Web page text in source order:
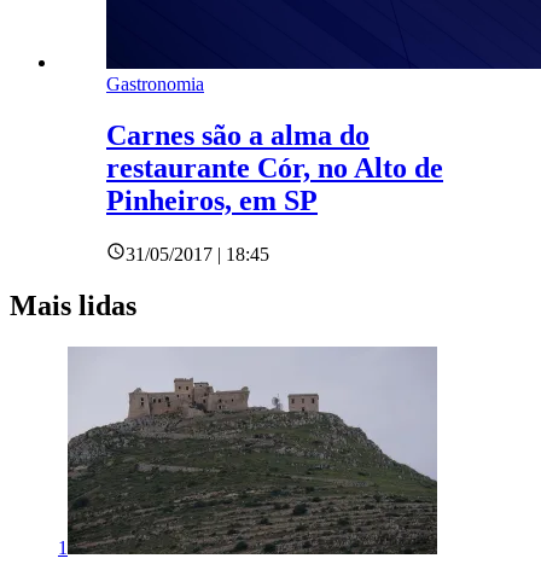
Gastronomia
Carnes são a alma do
restaurante Cór, no Alto de
Pinheiros, em SP
31/05/2017 | 18:45
Mais lidas
1